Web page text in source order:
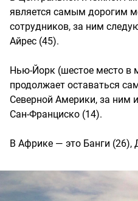
является самым дорогим
сотрудников, за ним
Айрес (45).
Нью-Йорк (шестое место в
продолжает оставаться
Северной Америки, за ним
Сан-Франциско (14).
В Африке — это Банги (26),